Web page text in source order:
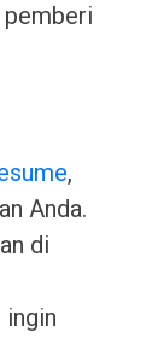
,
Anda.
di
ingin